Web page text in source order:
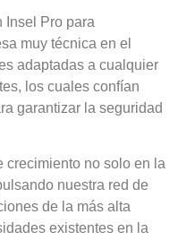
Insel Pro para
muy técnica en el
adaptadas a cualquier
los cuales confían
garantizar la seguridad
crecimiento no solo en la
nuestra red de
de la más alta
existentes en la